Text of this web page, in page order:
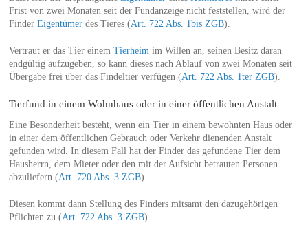
Frist von zwei Monaten seit der Fundanzeige nicht feststellen, wird der
Finder Eigentümerdes Tieres (Art. 722 Abs. 1bis ZGB).
Vertraut er das Tier einem Tierheim im Willen an, seinen Besitz daran
endgültig aufzugeben, so kann dieses nach Ablauf von zwei Monaten seit
Übergabe frei über das Findeltier verfügen (Art. 722 Abs. 1ter ZGB).
Tierfund in einem Wohnhaus oder in einer öffentlichen Anstalt
Eine Besonderheit besteht, wenn ein Tier in einem bewohnten Haus oder
in einer dem öffentlichen Gebrauch oder Verkehr dienenden Anstalt
gefunden wird. In diesem Fall hat der Finder das gefundene Tier dem
Hausherrn, dem Mieter oder den mit der Aufsicht betrauten Personen
abzuliefern (Art. 720 Abs. 3 ZGB).
Diesen kommt dann Stellung des Finders mitsamt den dazugehörigen
Pflichten zu (Art. 722 Abs. 3 ZGB).